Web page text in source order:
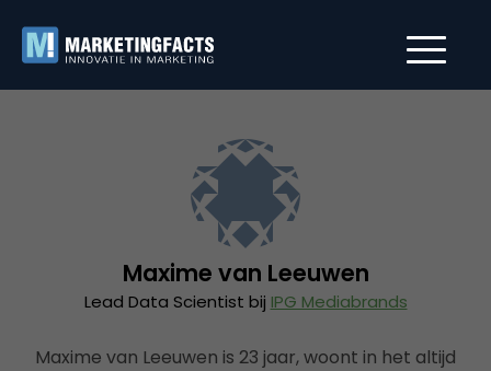
Maxime van Leeuwen
Lead Data Scientist bij IPG Mediabrands
Maxime van Leeuwen is 23 jaar, woont in het altijd